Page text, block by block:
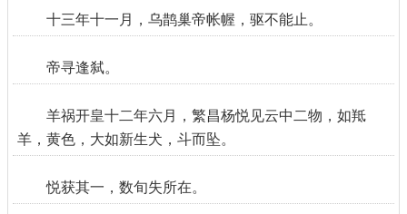
十三年十一月，乌鹊巢帝帐幄，驱不能止。
帝寻逢弑。
羊祸开皇十二年六月，繁昌杨悦见云中二物，如羝
羊，黄色，大如新生犬，斗而坠。
悦获其一，数旬失所在。